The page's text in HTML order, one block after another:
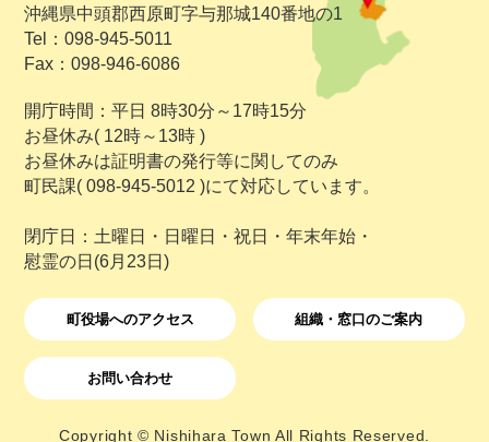
沖縄県中頭郡西原町字与那城140番地の1
Tel：098-945-5011
Fax：098-946-6086
開庁時間：平日 8時30分～17時15分
お昼休み( 12時～13時 )
お昼休みは証明書の発行等に関してのみ
町民課( 098-945-5012 )にて対応しています。
閉庁日：土曜日・日曜日・祝日・年末年始・
慰霊の日(6月23日)
町役場へのアクセス 組織・窓口のご案内
お問い合わせ
Copyright © Nishihara Town All Rights Reserved.